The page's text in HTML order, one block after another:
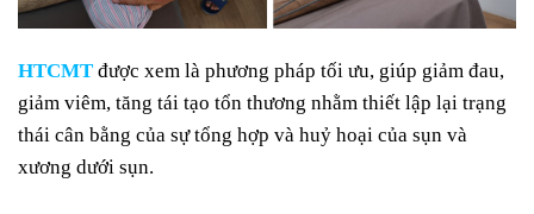
HTCMT được xem là phương pháp tối ưu, giúp giảm đau,
giảm viêm, tăng tái tạo tổn thương nhằm thiết lập lại trạng
thái cân bằng của sự tổng hợp và huỷ hoại của sụn và
xương dưới sụn.